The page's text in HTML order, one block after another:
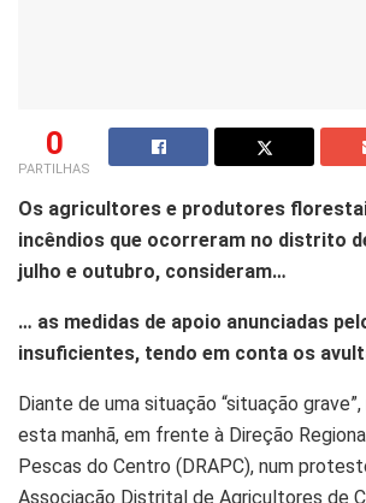
0
PARTILHAS
Os agricultores e produtores
incêndios que ocorreram no distrito
julho e outubro, consideram…
… as medidas de apoio anunciadas
insuficientes, tendo em conta os
Diante de uma situação “situação
esta manhã, em frente à Direção
Pescas do Centro (DRAPC), num
Associação Distrital de Agricultores de